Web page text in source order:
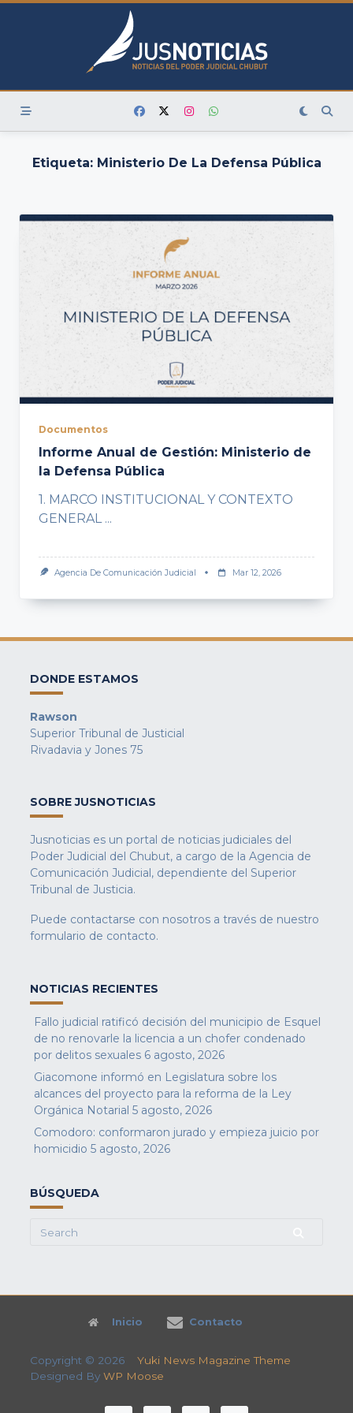
Skip
Etiqueta: Ministerio De La Defensa Pública
Documentos
Informe Anual de Gestión: Ministerio de
la Defensa Pública
1. MARCO INSTITUCIONAL Y CONTEXTO
GENERAL ...
Agencia De Comunicación Judicial Mar 12, 2026
DONDE ESTAMOS
Rawson
Superior Tribunal de Justicial
Rivadavia y Jones 75
SOBRE JUSNOTICIAS
Jusnoticias es un portal de noticias judiciales del
Poder Judicial del Chubut, a cargo de la Agencia de
Comunicación Judicial, dependiente del Superior
Tribunal de Justicia.
Puede contactarse con nosotros a través de nuestro
formulario de contacto.
NOTICIAS RECIENTES
Fallo judicial ratificó decisión del municipio de Esquel
de no renovarle la licencia a un chofer condenado
por delitos sexuales 6 agosto, 2026
Giacomone informó en Legislatura sobre los
alcances del proyecto para la reforma de la Ley
Orgánica Notarial 5 agosto, 2026
Comodoro: conformaron jurado y empieza juicio por
homicidio 5 agosto, 2026
BÚSQUEDA
Search
Inicio Contacto
Copyright © 2026 Yuki News Magazine Theme
Designed By WP Moose